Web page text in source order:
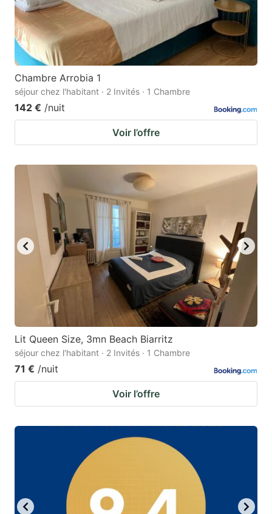
Chambre Arrobia 1
séjour chez l'habitant · 2 Invités · 1 Chambre
142 € /nuit
Voir l’offre
Lit Queen Size, 3mn Beach Biarritz
séjour chez l'habitant · 2 Invités · 1 Chambre
71 € /nuit
Voir l’offre